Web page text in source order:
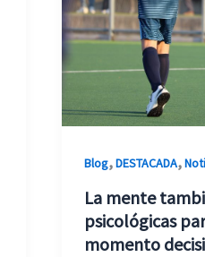
Blog,DESTACADA,
La mente
psicológicas
momento